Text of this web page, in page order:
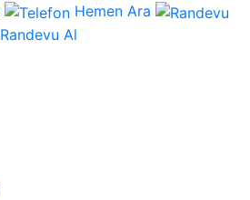
Hemen Ara
Randevu Al